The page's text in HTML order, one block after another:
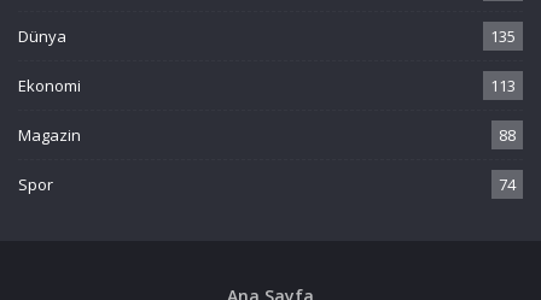
Dünya 135
Ekonomi 113
Magazin 88
Spor 74
Ana Sayfa